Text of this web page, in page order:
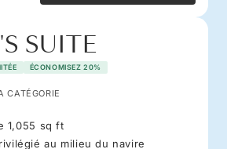
SUITE
ÉCONOMISEZ 20%
CATÉGORIE
1,055 sq ft
au milieu du navire